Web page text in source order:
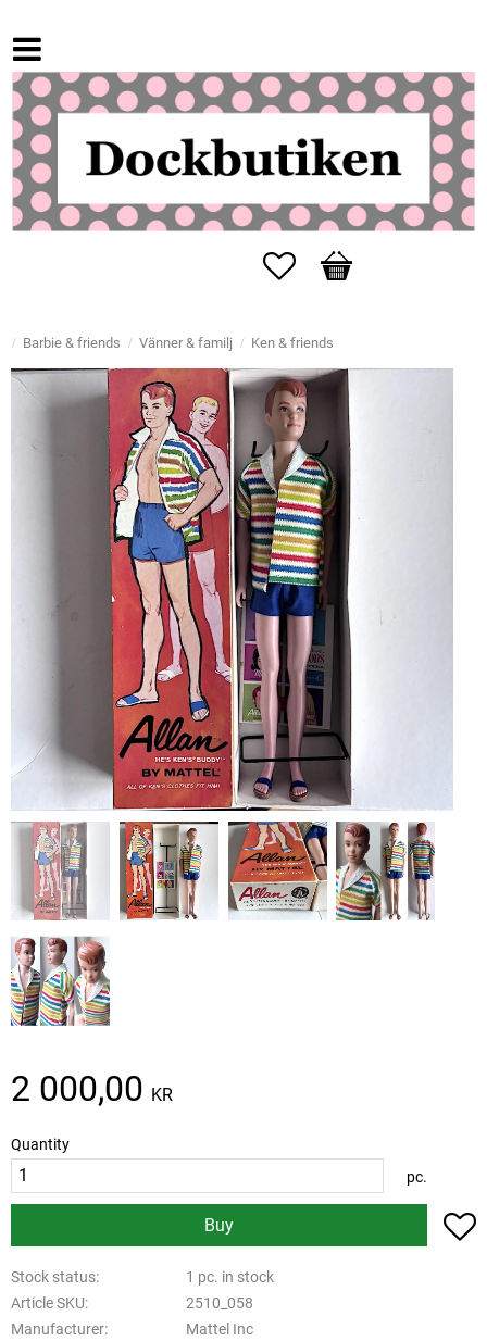
Favorites
Basket
Barbie & friends Vänner & familj Ken & friends
2 000,00 KR
Quantity
pc.
Buy
Stock status
1 pc. in stock
Article SKU
2510_058
Manufacturer
Mattel Inc